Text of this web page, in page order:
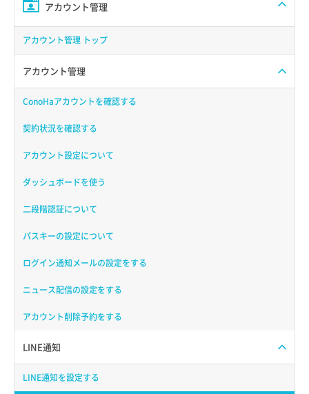
アカウント管理
アカウント管理 トップ
アカウント管理
ConoHaアカウントを確認する
契約状況を確認する
アカウント設定について
ダッシュボードを使う
二段階認証について
パスキーの設定について
ログイン通知メールの設定をする
ニュース配信の設定をする
アカウント削除予約をする
LINE通知
LINE通知を設定する